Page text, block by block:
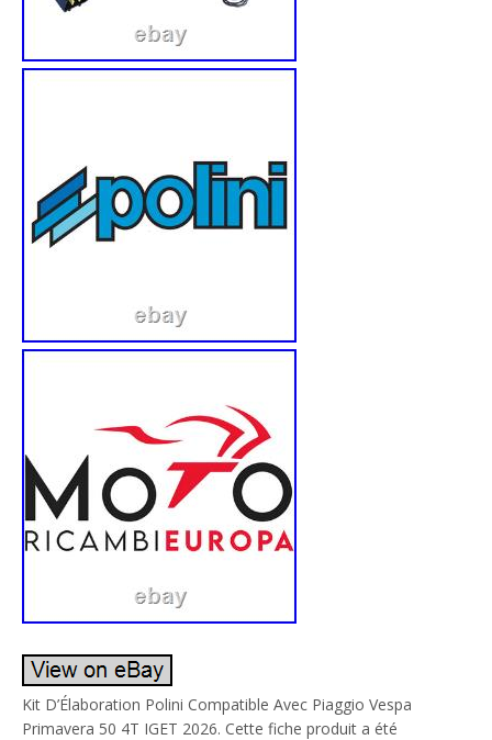
Kit D’Élaboration Polini Compatible Avec Piaggio Vespa
Primavera 50 4T IGET 2026. Cette fiche produit a été